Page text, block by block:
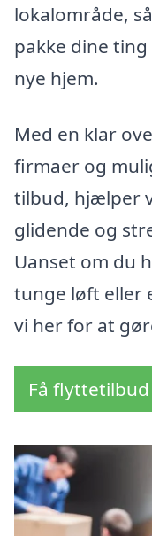
lokalområde,
pakke dine
nye hjem.
Med en klar
firmaer og
tilbud, hjælper
glidende og
Uanset om du
tunge løft eller
vi her for at
Få